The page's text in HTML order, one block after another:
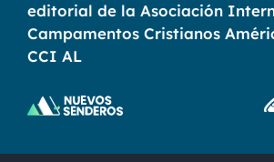
editorial de la Asociación
Campamentos Cristianos
CCI AL